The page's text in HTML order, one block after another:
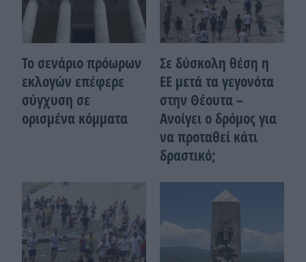
Το σενάριο πρόωρων
εκλογών επέφερε
σύγχυση σε
ορισμένα κόμματα
Σε δύσκολη θέση η
ΕΕ μετά τα γεγονότα
στην Θέουτα –
Ανοίγει ο δρόμος για
να προταθεί κάτι
δραστικό;